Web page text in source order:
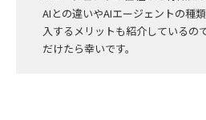
AIとの違いやAIエージェントの種
入するメリットも紹介しているの
だけたら幸いです。